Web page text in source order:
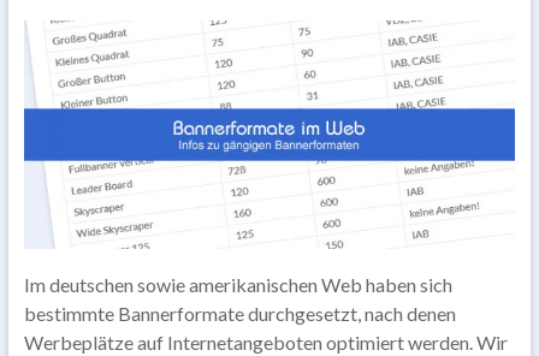
Im deutschen sowie amerikanischen Web haben sich
bestimmte Bannerformate durchgesetzt, nach denen
Werbeplätze auf Internetangeboten optimiert werden. Wir